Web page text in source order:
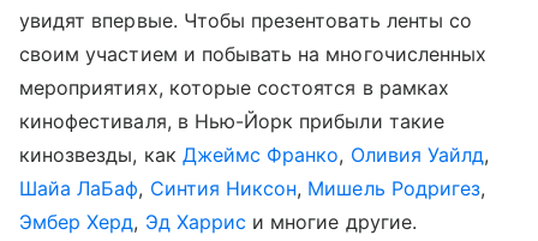
увидят впервые. Чтобы презентовать ленты со
своим участием и побывать на многочисленных
мероприятиях, которые состоятся в рамках
кинофестиваля, в Нью-Йорк прибыли такие
кинозвезды, как Джеймс Франко, Оливия Уайлд,
Шайа ЛаБаф, Синтия Никсон, Мишель Родригез,
Эмбер Херд, Эд Харрис и многие другие.